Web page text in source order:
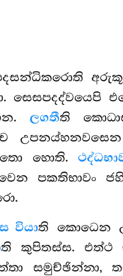
සෙසපදද්වයෙපි
ලගතීති
ච
හොති.
පකතිභාවං
වියාති කොධෙන
ති කුපිතස්ස. එත්ථ
සමුච්ඡින්නා,